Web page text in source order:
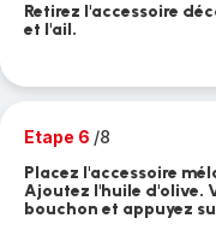
Retirez l'accessoire
et l'ail.
Etape 6 /8
Placez l'accessoire
Ajoutez l'huile d'olive.
bouchon et appuyez